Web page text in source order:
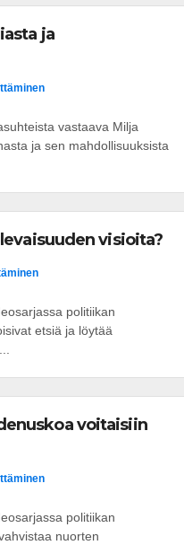
ja
vastaava Milja
ja sen mahdollisuuksista
visioita?
politiikan
etsiä ja löytää
voitaisiin
politiikan
nuorten